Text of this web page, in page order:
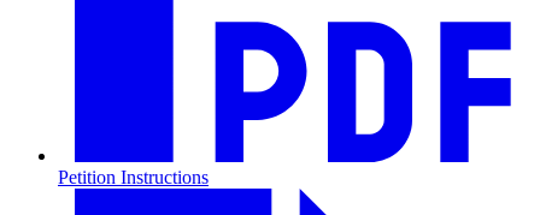
Petition Instructions​​​​‌ ‍ ​‍​‍‌‍ ‌ ​‍‌‍‍‌‌‍‌ ‌‍‍‌‌‍ ‍​‍​‍​ ‍‍​‍​‍‌ ​ ‌‍​‌‌‍ ‍‌‍‍‌‌ ‌​‌ ‍‌​‍ ‍‌‍‍‌‌‍ ​‍​‍​‍ ​​‍​‍‌‍‍​‌ ​‍‌‍‌‌‌‍‌‍​‍​‍​ ‍‍​‍​‍‌‍‍​‌ ‌​‌ ‌​‌ ​​​ ‍‍​‍ ​‍ ‌‍ ​‌‍ ‌‍​ ‌‍​‌‌‍ ​‌‍‍​‌‍ ‌ ​ ‌ ‌​​ ‍‍​ ​ ​ ​ ​ ​ ​ ​ ​‍ ‌‍‍‌‌‍ ‍‌ ‌​‌‍‌‌‌‍ ‍‌ ‌​​‍ ‌‍‌‌‌‍‌​‌‍‍‌‌ ‌​​‍ ‌‍ ‌‌‍ ‌‍‌​‌‍‌‌​ ‌‌ ​​‌ ​‍‌‍‌‌‌ ​ ‌‍‌‌‌‍ ‍‌ ‌​‌‍​‌‌ ‌​‌‍‍‌‌‍ ‌‍ ‍​ ‍ ‌‍‍‌‌‍‌​​ ‌‌‍​‍‌‍​‌‌‍​‍‌‍‌‍​ ‌‍‌‍‌‍‌‍​ ​ ‌​​‍ ‌‌‍‌​‌‍​‌‌‍​‍​ ​‌​‍ ‌​ ‌​‌‍‌‌‌‍‌‌‌‍​ ​‍ ‌​ ‍‌​ ‍‌‌‍​‍​ ​​​‍ ‌​ ​​‌‍​‍​ ​ ​ ‌‍‌‍‌​‌‍​‍​ ‌ ​ ‌ ​ ​ ​ ​​​ ‍‌​ ​ ​ ‍ ‌ ‌​‌ ‍‌‌ ​​‌‍‌‌​ ‌‌‍‍​‌‍‌‌‌‍ ​‌ ​​‌‌‌​‌‍ ‌ ​​‌‍‍‌‌‍​ ​ ‍ ‌ ​​‌‍​‌‌ ‌​‌‍‍​​ ‌‌‍​ ‌‍ ‌‍ ‍‌ ‌​‌‍‌‌‌‍ ‍‌ ‌​​‍‌‌​ ‌‌‌​​‍‌‌ ‌‍‍ ‌‍‌‌‌ ‍‌​‍‌‌​ ​ ‌​‌​​‍‌‌​ ​ ‌​‌​​‍‌‌​ ​‍​ ​‍​ ‌​​ ‌ ​ ‍​​ ​‌‌‍​‍​ ‌‌‌‍‌​‌‍​‍​ ​‌‌‍‌​‌‍​‌​ ​​​‍‌‌​ ​‍​ ​‍​‍‌‌​ ‌‌‌​‌​​‍ ‍‌‍​ ‌‍‍​‌‍‍‌‌‍ ​‌‍‌​‌ ​‍‌‍‌‌‌‍ ‍​‍‌‌​ ‌‌‌​​‍‌‌ ‌‍‍ ‌‍‌‌‌ ‍‌​‍‌‌​ ​ ‌​‌​​‍‌‌​ ​ ‌​‌​​‍‌‌​ ​‍​ ​‍​ ​​‌‍​‍​ ​‌‌‍​‍‌‍‌‍​ ​ ​ ‌‍​ ​ ​ ​​‌‍‌‌‌‍​ ​ ‍​​‍‌‌​ ​‍​ ​‍​‍‌‌​ ‌‌‌​‌​​‍ ‍‌ ‌​‌‍‌‌‌ ‍​‌ ‌​​ ‌‍​‍‌‍​‌‌ ​ ‌‍‌‌‌‌‌‌‌ ​‍‌‍ ​​ ‌‌‍‍​‌ ‌​‌ ‌​‌ ​​​‍‌‌​ ​ ‌​​‌​‍‌‌​ ​‍‌​‌‍​‍‌‌​ ​‍‌​‌‍‌‍ ​‌‍ ‌‍​ ‌‍​‌‌‍ ​‌‍‍​‌‍ ‌ ​ ‌ ‌​​‍‌‌​ ​ ‌​​‌​ ​ ​ ​ ​ ​ ​ ​ ​‍‌‍‌‍‍‌‌‍‌​​ ‌‌‍​‍‌‍​‌‌‍​‍‌‍‌‍​ ‌‍‌‍‌‍‌‍​ ​ ‌​​‍ ‌‌‍‌​‌‍​‌‌‍​‍​ ​‌​‍ ‌​ ‌​‌‍‌‌‌‍‌‌‌‍​ ​‍ ‌​ ‍‌​ ‍‌‌‍​‍​ ​​​‍ ‌​ ​​‌‍​‍​ ​ ​ ‌‍‌‍‌​‌‍​‍​ ‌ ​ ‌ ​ ​ ​ ​​​ ‍‌​ ​ ​‍‌‍‌ ‌​‌ ‍‌‌ ​​‌‍‌‌​ ‌‌‍‍​‌‍‌‌‌‍ ​‌ ​​‌‌‌​‌‍ ‌ ​​‌‍‍‌‌‍​ ​‍‌‍‌ ​​‌‍​‌‌ ‌​‌‍‍​​ ‌‌‍​ ‌‍ ‌‍ ‍‌ ‌​‌‍‌‌‌‍ ‍‌ ‌​​‍‌‌​ ‌‌‌​​‍‌‌ ‌‍‍ ‌‍‌‌‌ ‍‌​‍‌‌​ ​ ‌​‌​​‍‌‌​ ​ ‌​‌​​‍‌‌​ ​‍​ ​‍​ ‌​​ ‌ ​ ‍​​ ​‌‌‍​‍​ ‌‌‌‍‌​‌‍​‍​ ​‌‌‍‌​‌‍​‌​ ​​​‍‌‌​ ​‍​ ​‍​‍‌‌​ ‌‌‌​‌​​‍ ‍‌‍​ ‌‍‍​‌‍‍‌‌‍ ​‌‍‌​‌ ​‍‌‍‌‌‌‍ ‍​‍‌‌​ ‌‌‌​​‍‌‌ ‌‍‍ ‌‍‌‌‌ ‍‌​‍‌‌​ ​ ‌​‌​​‍‌‌​ ​ ‌​‌​​‍‌‌​ ​‍​ ​‍​ ​​‌‍​‍​ ​‌‌‍​‍‌‍‌‍​ ​ ​ ‌‍​ ​ ​ ​​‌‍‌‌‌‍​ ​ ‍​​‍‌‌​ ​‍​ ​‍​‍‌‌​ ‌‌‌​‌​​‍ ‍‌ ‌​‌‍‌‌‌ ‍​‌ ‌​​‍‌‍‌ ​​‌‍‌‌‌ ​‍‌ ​ ‌ ​​‌‍‌‌‌‍​ ‌ ‌​‌‍‍‌‌ ‌‍‌‍‌‌​ ‌‌ ​​‌ ‌‌‌‍​‍‌‍ ​‌‍‍‌‌ ​ ‌‍‍​‌‍‌‌‌‍‌​​‍​‍‌ ‌